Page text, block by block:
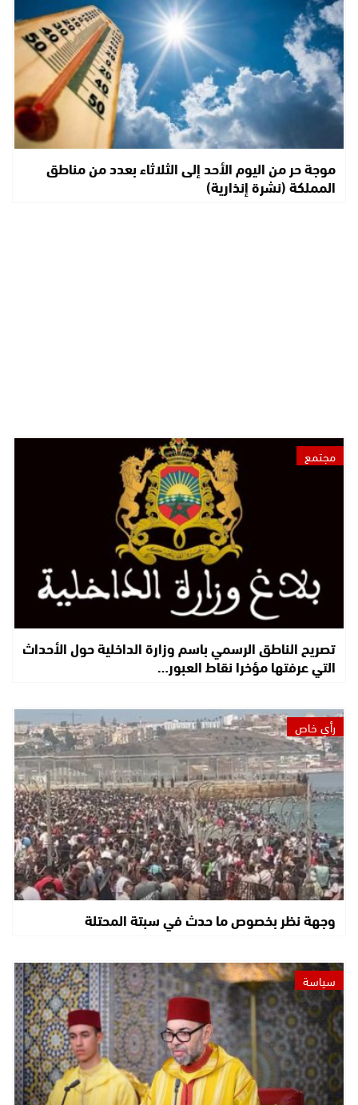
موجة حر من اليوم الأحد إلى الثلاثاء بعدد من مناطق
المملكة (نشرة إنذارية)
مجتمع
تصريح الناطق الرسمي باسم وزارة الداخلية حول الأحداث
التي عرفتها مؤخرا نقاط العبور…
رأي خاص
وجهة نظر بخصوص ما حدث في سبتة المحتلة
سياسة